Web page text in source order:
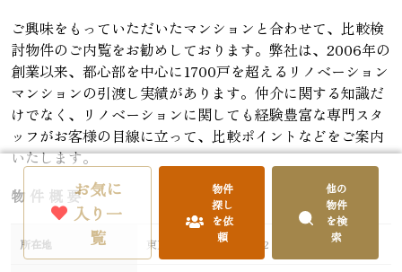
ご興味をもっていただいたマンションと合わせて、比較検
討物件のご内覧をお勧めしております。弊社は、2006年の
創業以来、都心部を中心に1700戸を超えるリノベーション
マンションの引渡し実績があります。仲介に関する知識だ
けでなく、リノベーションに関しても経験豊富な専門スタ
ッフがお客様の目線に立って、比較ポイントなどをご案内
いたします。
物件概要
所在地 東京都港区白金台 4-4-12
お気に
入り一
覧
物件
探し
を依
頼
他の
物件
を検
索